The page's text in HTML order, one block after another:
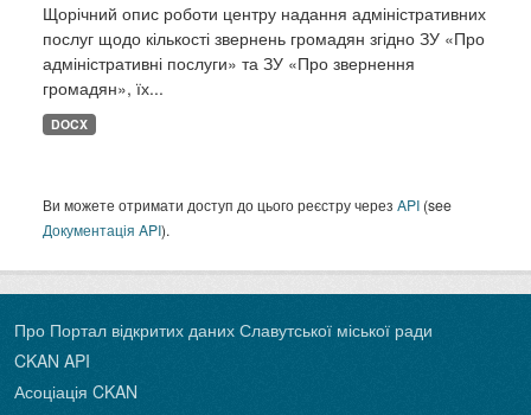
Щорічний опис роботи центру надання адміністративних
послуг щодо кількості звернень громадян згідно ЗУ «Про
адміністративні послуги» та ЗУ «Про звернення
громадян», їх...
DOCX
Ви можете отримати доступ до цього реєстру через API (see
Документація API).
Про Портал відкритих даних Славутської міської ради
CKAN API
Асоціація CKAN